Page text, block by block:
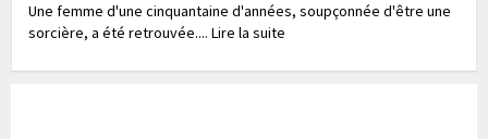
Une femme d'une cinquantaine d'années, soupçonnée d'être une
sorcière, a été retrouvée.... Lire la suite